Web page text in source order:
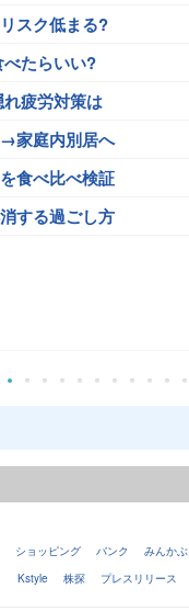
スク低まる?
たらいい?
疲労対策は
家庭内別居へ
食べ比べ検証
する過ごし方
ショッピング バンク みんかぶ
Kstyle
株探 プレスリリース